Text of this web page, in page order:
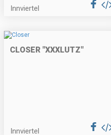
Innviertel
CLOSER "XXXLUTZ"
Innviertel